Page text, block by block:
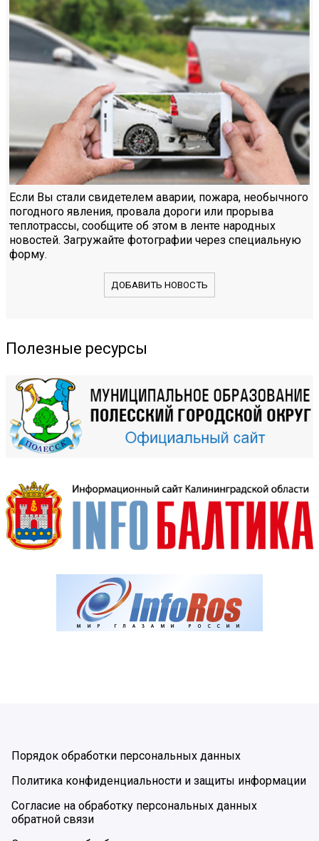
Если Вы стали свидетелем аварии, пожара, необычного
погодного явления, провала дороги или прорыва
теплотрассы, сообщите об этом в ленте народных
новостей. Загружайте фотографии через специальную
форму.
ДОБАВИТЬ НОВОСТЬ
Полезные ресурсы
Порядок обработки персональных данных
Политика конфиденциальности и защиты информации
Согласие на обработку персональных данных
обратной связи